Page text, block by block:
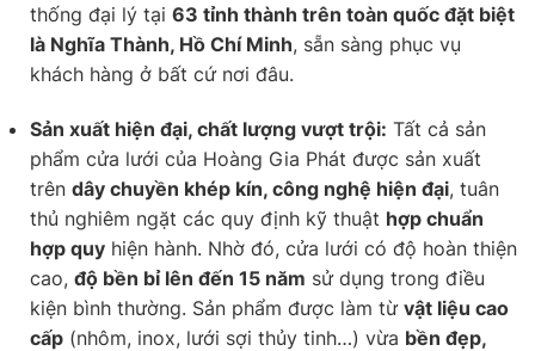
thống đại lý tại 63 tỉnh thành trên toàn quốc đặt biệt
là Nghĩa Thành, Hồ Chí Minh, sẵn sàng phục vụ
khách hàng ở bất cứ nơi đâu.
Sản xuất hiện đại, chất lượng vượt trội: Tất cả sản
phẩm cửa lưới của Hoàng Gia Phát được sản xuất
trên dây chuyền khép kín, công nghệ hiện đại, tuân
thủ nghiêm ngặt các quy định kỹ thuật hợp chuẩn
hợp quy hiện hành. Nhờ đó, cửa lưới có độ hoàn thiện
cao, độ bền bỉ lên đến 15 năm sử dụng trong điều
kiện bình thường. Sản phẩm được làm từ vật liệu cao
cấp (nhôm, inox, lưới sợi thủy tinh…) vừa bền đẹp,